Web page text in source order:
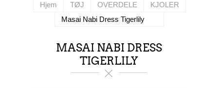
Hjem TØJ OVERDELE
KJOLER
Masai Nabi Dress Tigerlily
MASAI NABI DRESS
TIGERLILY